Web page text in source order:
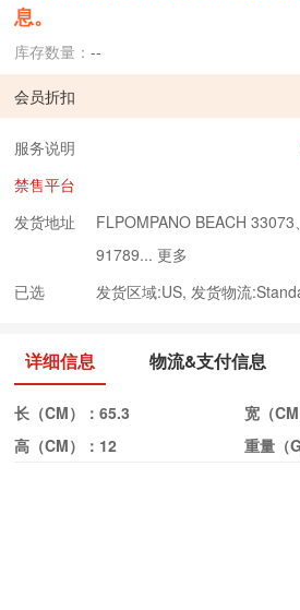
息。
库存数量：--
会员折扣
服务说明
禁售平台
发货地址
FLPOMPANO BEACH
91789... 更多
已选
发货区域:US, 发货物流
详细信息 物流&支付信息
长（CM）：65.3 宽（CM
高（CM）： 12 重量（